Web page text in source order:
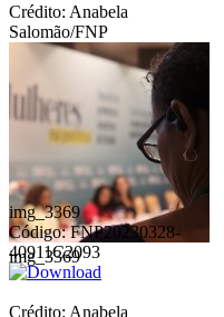
Crédito: Anabela
Salomão/FNP
img_3369
img_3369
Código: FNP20230328-
40911C2093
Crédito: Anabela